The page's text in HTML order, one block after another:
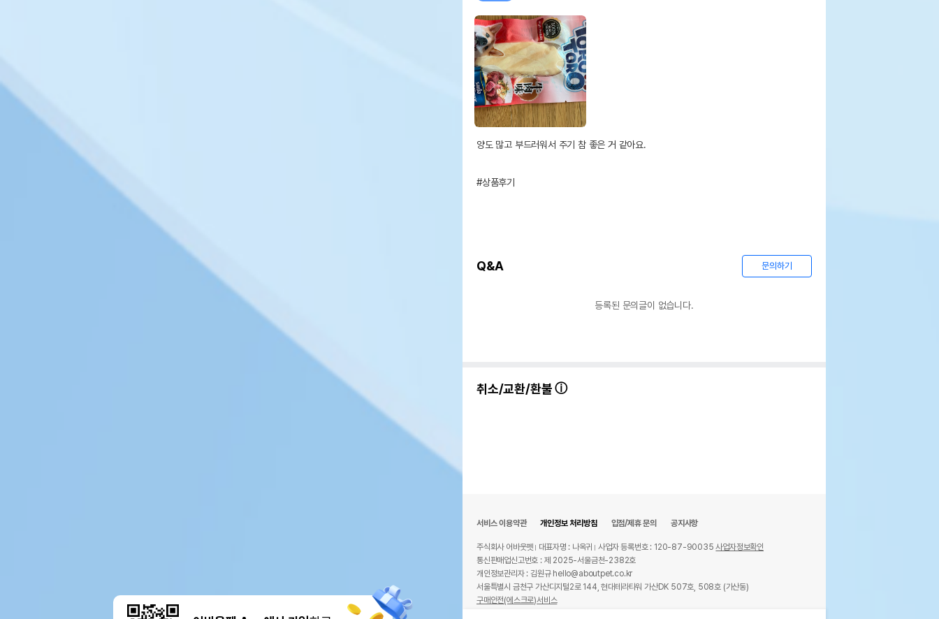
양도 많고 부드러워서 주기 참 좋은 거 같아요.
#상품후기
Q&A 문의하기
등록된 문의글이 없습니다.
취소/교환/환불
서비스 이용약관 개인정보 처리방침 입점/제휴 문의 공지사항
주식회사 어바웃펫 대표자명 : 나옥귀 사업자 등록번호 : 120-87-90035사업자정보확인
통신판매업신고번호 : 제 2025-서울금천-2382호
개인정보관리자 : 김원규 hello@aboutpet.co.kr
서울특별시 금천구 가산디지털2로 144, 현대테라타워 가산DK 507호, 508호 (가산동)
구매안전(에스크로)서비스